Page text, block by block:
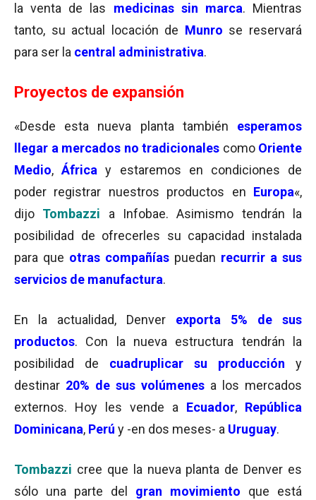
la venta de las medicinas sin marca. Mientras
tanto, su actual locación de Munro se reservará
para ser la central administrativa.
Proyectos de expansión
«Desde esta nueva planta también esperamos
llegar a mercados no tradicionales como Oriente
Medio,África y estaremos en condiciones de
poder registrar nuestros productos en Europa«,
dijo Tombazzi
a Infobae. Asimismo tendrán la
posibilidad de ofrecerles su capacidad instalada
para que otras compañías puedan recurrir a sus
servicios de manufactura.
En la actualidad, Denver exporta 5% de sus
productos. Con la nueva estructura tendrán la
posibilidad de cuadruplicar su producción
y
destinar 20% de sus volúmenes a los mercados
externos. Hoy les vende a Ecuador, República
Dominicana, Perú y -en dos meses- a Uruguay.
Tombazzi cree que la nueva planta de Denver es
sólo una parte del gran movimiento que está